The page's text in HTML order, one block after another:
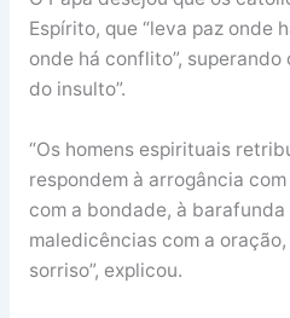
Espírito, que “leva paz onde
onde há conflito”,
do insulto”.
“Os homens espirituais
respondem à arrogância
com a bondade, à
maledicências com a
sorriso”, explicou.